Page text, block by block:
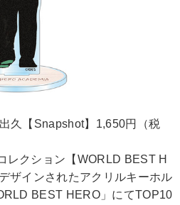
久【Snapshot】1,650円（税
レクション【WORLD BEST H
ザインされたアクリルキーホル
BEST HERO」にてTOP10